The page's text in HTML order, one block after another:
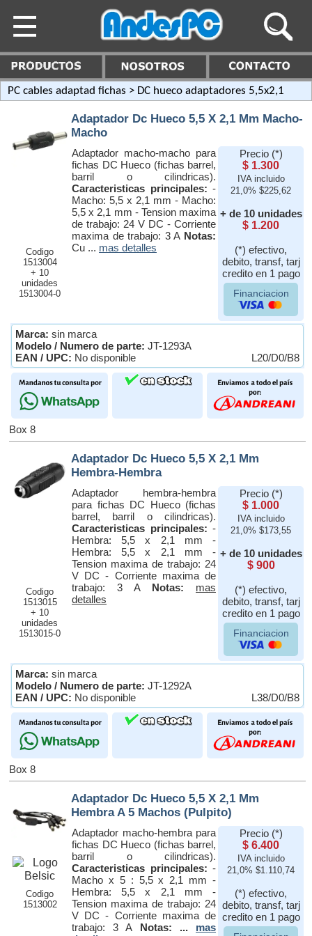
PC cables adaptad fichas > DC hueco adaptadores 5,5x2,1
Codigo
1513004
+ 10
unidades
1513004-0
Adaptador Dc Hueco 5,5 X 2,1 Mm Macho-
Macho
Adaptador macho-macho para
fichas DC Hueco (fichas barrel,
barril o cilindricas).
Caracteristicas principales: -
Macho: 5,5 x 2,1 mm - Macho:
5,5 x 2,1 mm - Tension maxima
de trabajo: 24 V DC - Corriente
maxima de trabajo: 3 A Notas:
Cu ... mas detalles
Precio (*)
$ 1.300
IVA incluido
21,0% $225,62
+ de 10 unidades
$ 1.200
(*) efectivo,
debito, transf, tarj
credito en 1 pago
Financiacion
Marca: sin marca
Modelo / Numero de parte: JT-1293A
EAN / UPC: No disponible L20/D0/B8
Box 8
Codigo
1513015
+ 10
unidades
1513015-0
Adaptador Dc Hueco 5,5 X 2,1 Mm
Hembra-Hembra
Adaptador hembra-hembra
para fichas DC Hueco (fichas
barrel, barril o cilindricas).
Caracteristicas principales: -
Hembra: 5,5 x 2,1 mm -
Hembra: 5,5 x 2,1 mm -
Tension maxima de trabajo: 24
V DC - Corriente maxima de
trabajo: 3 A Notas: mas
detalles
Precio (*)
$ 1.000
IVA incluido
21,0% $173,55
+ de 10 unidades
$ 900
(*) efectivo,
debito, transf, tarj
credito en 1 pago
Financiacion
Marca: sin marca
Modelo / Numero de parte: JT-1292A
EAN / UPC: No disponible L38/D0/B8
Box 8
Codigo
1513002
Adaptador Dc Hueco 5,5 X 2,1 Mm
Hembra A 5 Machos (Pulpito)
Adaptador macho-hembra para
fichas DC Hueco (fichas barrel,
barril o cilindricas).
Caracteristicas principales: -
Macho x 5 : 5,5 x 2,1 mm -
Hembra: 5,5 x 2,1 mm -
Tension maxima de trabajo: 24
V DC - Corriente maxima de
trabajo: 3 A Notas: ... mas
Precio (*)
$ 6.400
IVA incluido
21,0% $1.110,74
(*) efectivo,
debito, transf, tarj
credito en 1 pago